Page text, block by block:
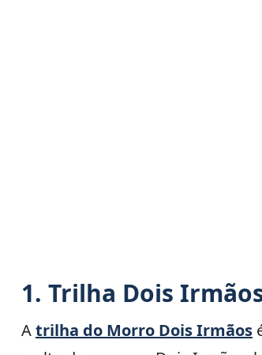
1. Trilha Dois
Atrilha do Morro Dois Irmãos